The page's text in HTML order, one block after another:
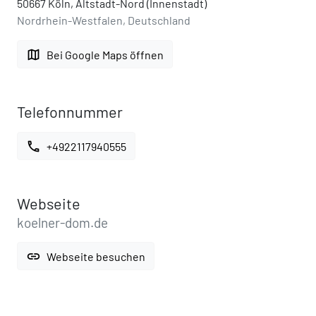
50667 Köln, Altstadt-Nord (Innenstadt)
Nordrhein-Westfalen, Deutschland
map Bei Google Maps öffnen
Telefonnummer
call +4922117940555
Webseite
koelner-dom.de
link Webseite besuchen